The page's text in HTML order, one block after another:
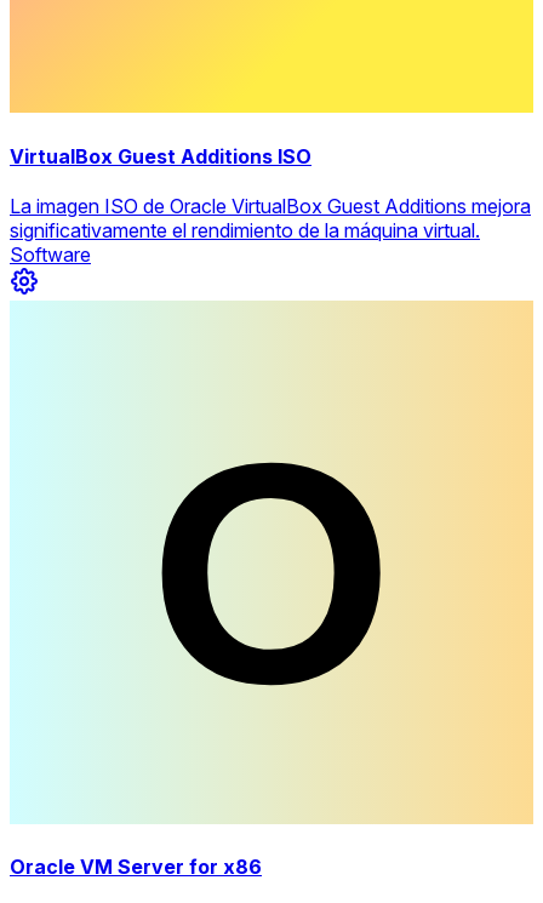
VirtualBox Guest Additions ISO
La imagen ISO de Oracle VirtualBox Guest Additions mejora
significativamente el rendimiento de la máquina virtual.
Software
Oracle VM Server for x86